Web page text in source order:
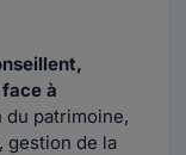
à
du patrimoine,
gestion de la